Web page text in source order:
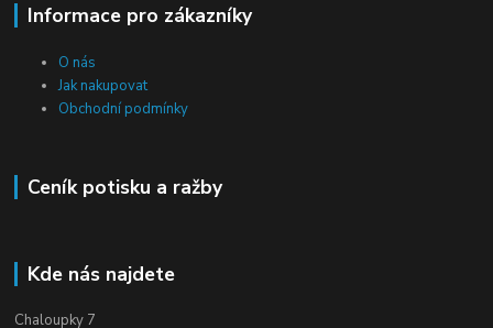
Informace pro zákazníky
O nás
Jak nakupovat
Obchodní podmínky
Ceník potisku a ražby
Kde nás najdete
Chaloupky 7